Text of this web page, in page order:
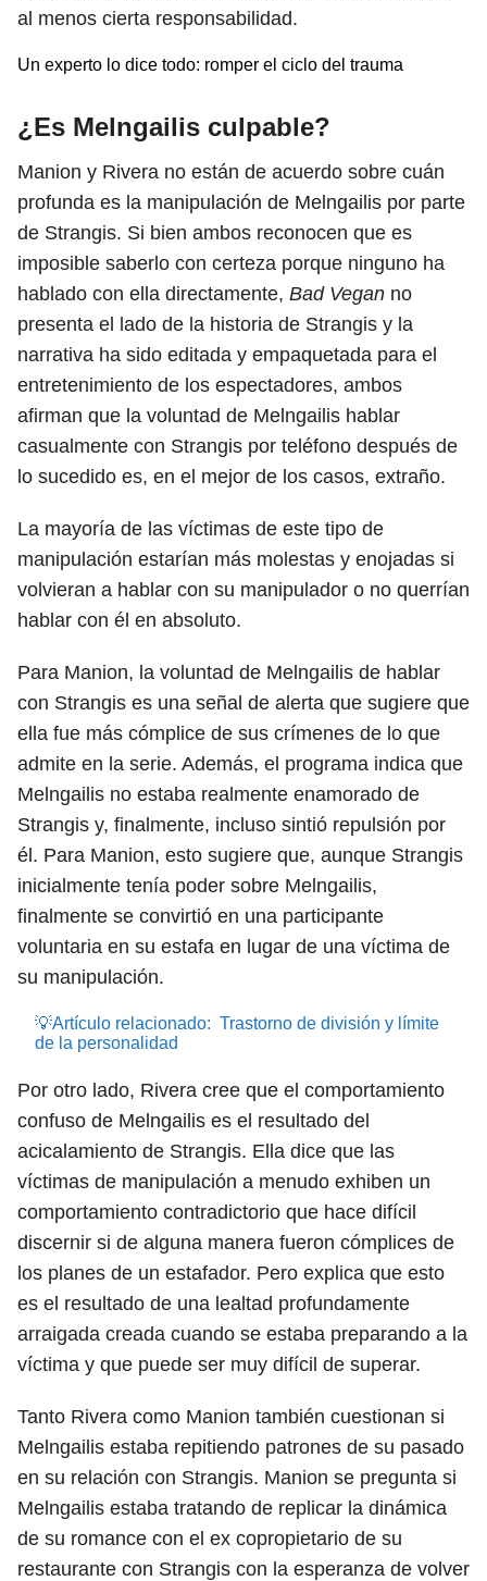
al menos cierta responsabilidad.
Un experto lo dice todo: romper el ciclo del trauma
¿Es Melngailis culpable?
Manion y Rivera no están de acuerdo sobre cuán
profunda es la manipulación de Melngailis por parte
de Strangis. Si bien ambos reconocen que es
imposible saberlo con certeza porque ninguno ha
hablado con ella directamente, Bad Vegan no
presenta el lado de la historia de Strangis y la
narrativa ha sido editada y empaquetada para el
entretenimiento de los espectadores, ambos
afirman que la voluntad de Melngailis hablar
casualmente con Strangis por teléfono después de
lo sucedido es, en el mejor de los casos, extraño.
La mayoría de las víctimas de este tipo de
manipulación estarían más molestas y enojadas si
volvieran a hablar con su manipulador o no querrían
hablar con él en absoluto.
Para Manion, la voluntad de Melngailis de hablar
con Strangis es una señal de alerta que sugiere que
ella fue más cómplice de sus crímenes de lo que
admite en la serie. Además, el programa indica que
Melngailis no estaba realmente enamorado de
Strangis y, finalmente, incluso sintió repulsión por
él. Para Manion, esto sugiere que, aunque Strangis
inicialmente tenía poder sobre Melngailis,
finalmente se convirtió en una participante
voluntaria en su estafa en lugar de una víctima de
su manipulación.
💡Artículo relacionado: Trastorno de división y límite
de la personalidad
Por otro lado, Rivera cree que el comportamiento
confuso de Melngailis es el resultado del
acicalamiento de Strangis. Ella dice que las
víctimas de manipulación a menudo exhiben un
comportamiento contradictorio que hace difícil
discernir si de alguna manera fueron cómplices de
los planes de un estafador. Pero explica que esto
es el resultado de una lealtad profundamente
arraigada creada cuando se estaba preparando a la
víctima y que puede ser muy difícil de superar.
Tanto Rivera como Manion también cuestionan si
Melngailis estaba repitiendo patrones de su pasado
en su relación con Strangis. Manion se pregunta si
Melngailis estaba tratando de replicar la dinámica
de su romance con el ex copropietario de su
restaurante con Strangis con la esperanza de volver